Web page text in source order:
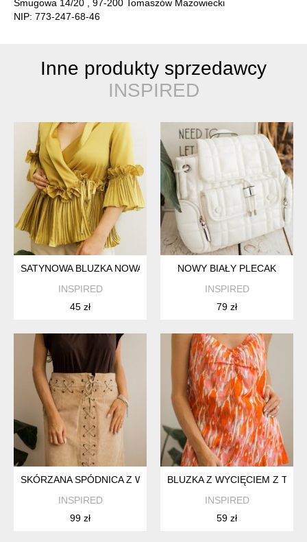
Smugowa 14/20 , 97-200 Tomaszów Mazowiecki
NIP: 773-247-68-46
Inne produkty sprzedawcy
INSPIRED
SATYNOWA BLUZKA NOWA S
INSPIRED
45 zł
NOWY BIAŁY PLECAK
INSPIRED
79 zł
SKÓRZANA SPÓDNICA Z WIĄZANIEM M
INSPIRED
99 zł
BLUZKA Z WYCIĘCIEM Z
INSPIRED
59 zł